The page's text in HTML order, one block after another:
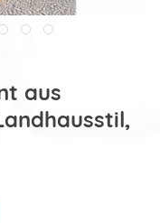
aus